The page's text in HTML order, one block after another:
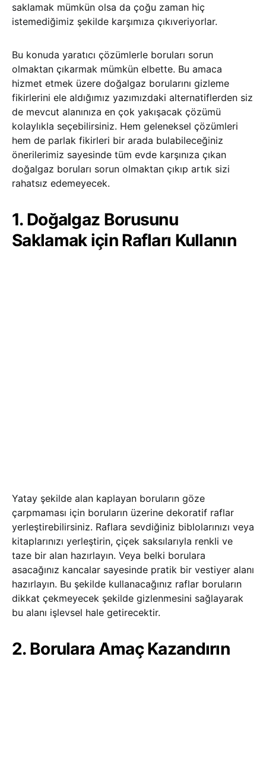
saklamak mümkün olsa da çoğu zaman hiç
istemediğimiz şekilde karşımıza çıkıveriyorlar.
Bu konuda yaratıcı çözümlerle boruları sorun
olmaktan çıkarmak mümkün elbette. Bu amaca
hizmet etmek üzere doğalgaz borularını gizleme
fikirlerini ele aldığımız yazımızdaki alternatiflerden siz
de mevcut alanınıza en çok yakışacak çözümü
kolaylıkla seçebilirsiniz. Hem geleneksel çözümleri
hem de parlak fikirleri bir arada bulabileceğiniz
önerilerimiz sayesinde tüm evde karşınıza çıkan
doğalgaz boruları sorun olmaktan çıkıp artık sizi
rahatsız edemeyecek.
1. Doğalgaz Borusunu
Saklamak için Rafları Kullanın
Yatay şekilde alan kaplayan boruların göze
çarpmaması için boruların üzerine dekoratif raflar
yerleştirebilirsiniz. Raflara sevdiğiniz biblolarınızı veya
kitaplarınızı yerleştirin, çiçek saksılarıyla renkli ve
taze bir alan hazırlayın. Veya belki borulara
asacağınız kancalar sayesinde pratik bir vestiyer alanı
hazırlayın. Bu şekilde kullanacağınız raflar boruların
dikkat çekmeyecek şekilde gizlenmesini sağlayarak
bu alanı işlevsel hale getirecektir.
2. Borulara Amaç Kazandırın